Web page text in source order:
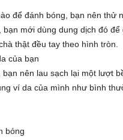
để đánh bóng, bạn nên thử
mới dùng dung dịch đó để
thật đều tay theo hình tròn.
của bạn
nên lau sạch lại một lượt
ví da của mình như bình
bóng